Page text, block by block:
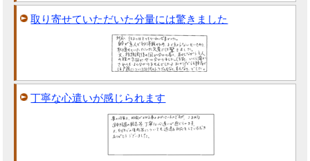
取り寄せていただいた分量には驚きました
丁寧な心遣いが感じられます